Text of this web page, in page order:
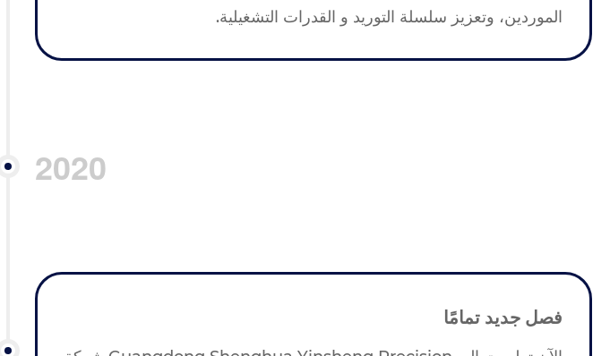
الموردين، وتعزيز سلسلة التوريد و القدرات التشغيلية.
2020
فصل جديد تمامًا